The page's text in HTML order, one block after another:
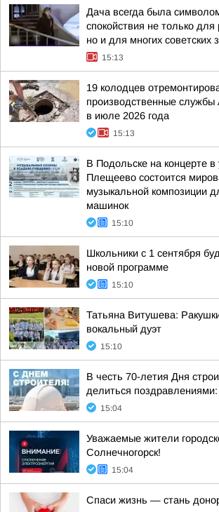
Дача всегда была
спокойствия не только
но и для многих советских
15:13
19 колодцев
производственные
в июле 2026 года
15:13
В Подольске на концерте в
Плещеево состоится
музыкальной композиции
машинок
15:10
Школьники с 1 сентября
новой программе
15:10
Татьяна Витушева:
вокальный дуэт
15:10
В честь 70-летия Дня
делиться поздравлениями:
15:04
Уважаемые жители
Солнечногорск!
15:04
Спаси жизнь — стань